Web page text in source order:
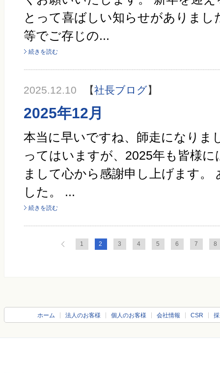
とって喜ばしい知らせがありま
等でご存じの...
続きを読む
2025.12.10 【社長ブログ】
2025年12月
本当に早いですね、師走になりま
ってはいますが、2025年も皆様
まして心から感謝申し上げます。
した。 ...
続きを読む
1 2 3 4 5 6 7 8
ホーム 法人のお客様 個人のお客様 会社情報 CSR